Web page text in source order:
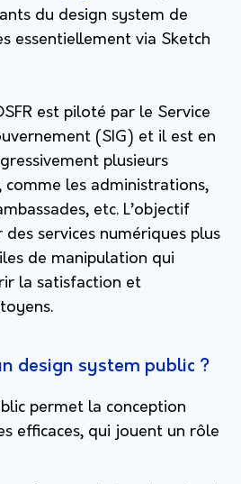
du design system de
essentiellement via Sketch
est piloté par le Service
(SIG) et il est en
plusieurs
comme les administrations,
etc. L’objectif
services numériques plus
de manipulation qui
la satisfaction et
design system public ?
permet la conception
efficaces, qui jouent un rôle